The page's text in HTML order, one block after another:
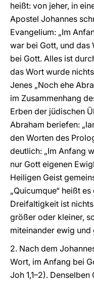
heißt: von jeher, in
Apostel Johannes
Evangelium: „Im
war bei Gott, und das
bei Gott. Alles ist
das Wort wurde
Jenes „Noch ehe
im Zusammenhang
Erben der jüdischen
Abraham beriefen:
den Worten des
deutlich: „Im Anfang
nur Gott eigenen
Heiligen Geist
„Quicumque“ heißt
Dreifaltigkeit ist
größer oder kleiner,
miteinander ewig und
2. Nach dem
Wort, im Anfang bei
Joh 1,1–2).